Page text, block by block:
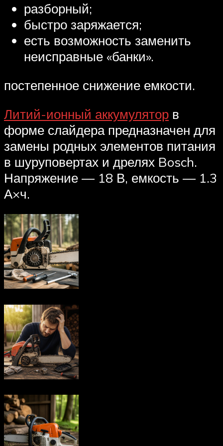
разборный;
быстро заряжается;
есть возможность заменить
неисправные «банки».
постепенное снижение емкости.
Литий-ионный аккумулятор в
форме слайдера предназначен для
замены родных элементов питания
в шуруповертах и дрелях Bosch.
Напряжение — 18 В, емкость — 1.3
А×ч.